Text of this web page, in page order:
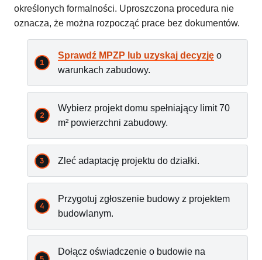
określonych formalności. Uproszczona procedura nie
oznacza, że można rozpocząć prace bez dokumentów.
Sprawdź MPZP lub uzyskaj decyzję o
warunkach zabudowy.
Wybierz projekt domu spełniający limit 70
m² powierzchni zabudowy.
Zleć adaptację projektu do działki.
Przygotuj zgłoszenie budowy z projektem
budowlanym.
Dołącz oświadczenie o budowie na